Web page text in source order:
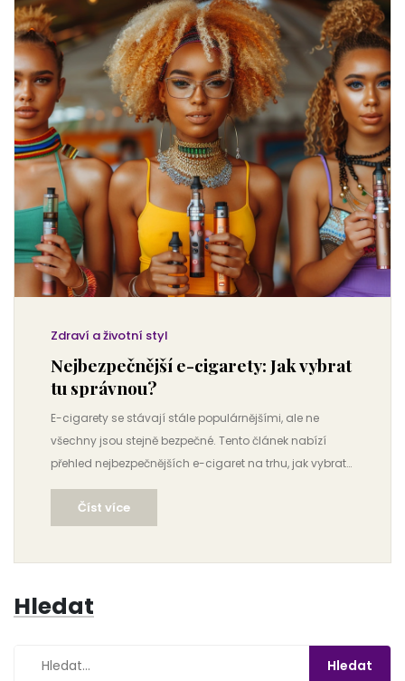
Zdraví a životní styl
Nejbezpečnější e-cigarety: Jak vybrat
tu správnou?
E-cigarety se stávají stále populárnějšími, ale ne
všechny jsou stejně bezpečné. Tento článek nabízí
přehled nejbezpečnějších e-cigaret na trhu, jak vybrat
tu správnou a na co si dát pozor při jejich používání.
Dozvíte se také užitečné tipy a zajímavá fakta týkající
se zdravého vapování.
Číst více
Hledat